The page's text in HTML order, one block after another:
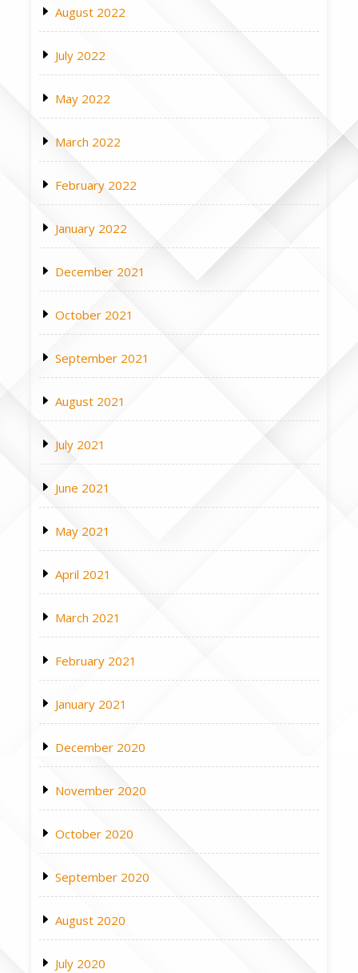
August 2022
July 2022
May 2022
March 2022
February 2022
January 2022
December 2021
October 2021
September 2021
August 2021
July 2021
June 2021
May 2021
April 2021
March 2021
February 2021
January 2021
December 2020
November 2020
October 2020
September 2020
August 2020
July 2020